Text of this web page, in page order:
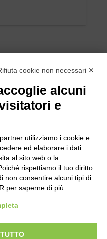
cookie non necessari ✕
alcuni
e
utilizziamo i cookie e
ed elaborare i dati
al sito web o la
rispettiamo il tuo diritto
non consentire alcuni tipi di
per saperne di più.